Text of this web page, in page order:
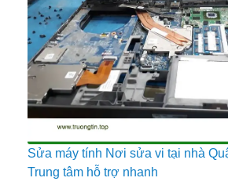
Sửa máy tính Nơi sửa vi tại nhà
Trung tâm hỗ trợ nhanh